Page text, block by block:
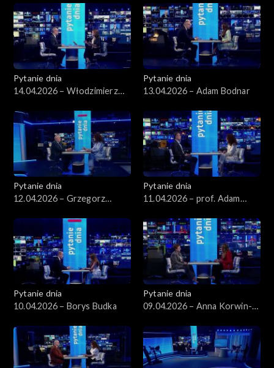
Pytanie dnia
14.04.2026 – Włodzimierz
Pytanie dnia
13.04.2026 – Adam Bodnar
Pytanie dnia
12.04.2026 – Grzegorz
Pytanie dnia
11.04.2026 – prof. Adam
Pytanie dnia
10.04.2026 – Borys Budka
Pytanie dnia
09.04.2026 – Anna Korwin-